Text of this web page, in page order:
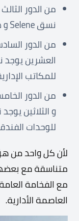
من الدور
نسق Selene و هو مخصص للمكاتب الإدارية.
من الدور
للمكاتب
من الدور
للوحدات
متناسقة مع
مع الفخامة
العاصمة الأدارية.